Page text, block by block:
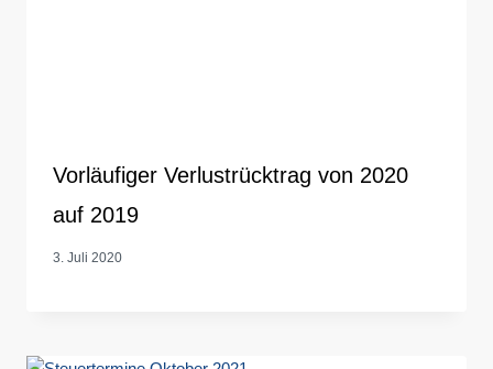
Vorläufiger Verlustrücktrag von 2020
auf 2019
3. Juli 2020